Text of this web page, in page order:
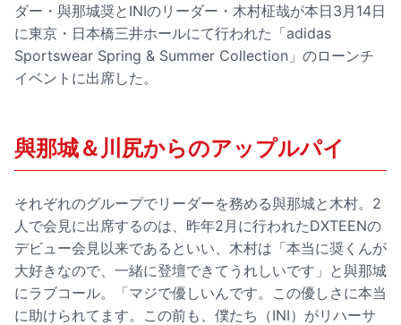
ダー・與那城奨とINIのリーダー・木村柾哉が本日3月14日
に東京・日本橋三井ホールにて行われた「adidas
Sportswear Spring & Summer Collection」のローンチ
イベントに出席した。
與那城＆川尻からのアップルパイ
それぞれのグループでリーダーを務める與那城と木村。2
人で会見に出席するのは、昨年2月に行われたDXTEENの
デビュー会見以来であるといい、木村は「本当に奨くんが
大好きなので、一緒に登壇できてうれしいです」と與那城
にラブコール。「マジで優しいんです。この優しさに本当
に助けられてます。この前も、僕たち（INI）がリハーサ